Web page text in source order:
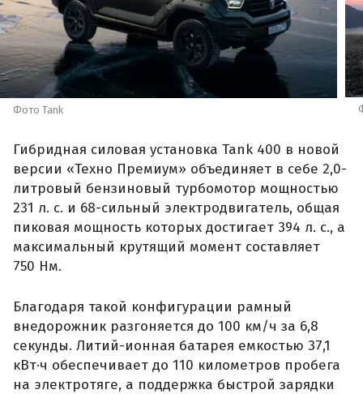
Фото Tank
Гибридная силовая установка Tank 400 в новой
версии «Техно Премиум» объединяет в себе 2,0-
литровый бензиновый турбомотор мощностью
231 л. с. и 68-сильный электродвигатель, общая
пиковая мощность которых достигает 394 л. с., а
максимальный крутящий момент составляет
750 Нм.
Благодаря такой конфигурации рамный
внедорожник разгоняется до 100 км/ч за 6,8
секунды. Литий-ионная батарея емкостью 37,1
кВт·ч обеспечивает до 110 километров пробега
на электротяге, а поддержка быстрой зарядки